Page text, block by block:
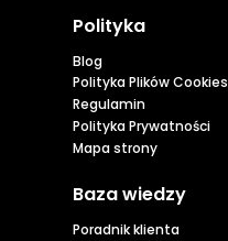
Polityka
Blog
Polityka Plików Cookies
Regulamin
Polityka Prywatności
Mapa strony
Baza wiedzy
Poradnik klienta